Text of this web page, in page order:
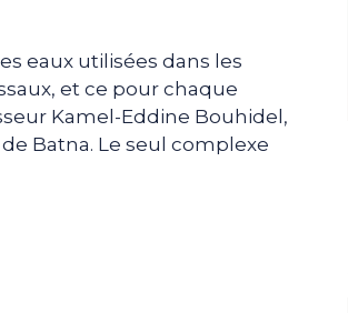
eaux utilisées dans les
et ce pour chaque
Kamel-Eddine Bouhidel,
Batna. Le seul complexe